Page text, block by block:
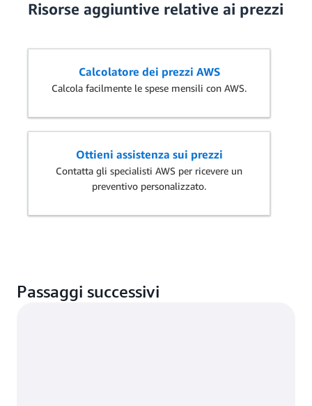
Risorse aggiuntive relative ai prezzi
Calcolatore dei prezzi AWS
Calcola facilmente le spese mensili con AWS.
Ottieni assistenza sui prezzi
Contatta gli specialisti AWS per ricevere un
preventivo personalizzato.
Passaggi successivi